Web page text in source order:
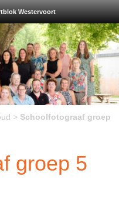
Westervoort
> Schoolfotograaf groep
groep 5